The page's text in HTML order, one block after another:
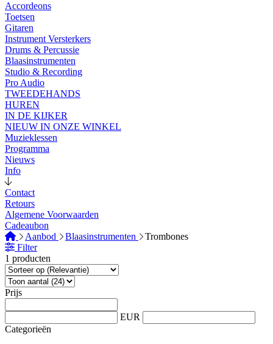
Accordeons
Toetsen
Gitaren
Instrument Versterkers
Drums & Percussie
Blaasinstrumenten
Studio & Recording
Pro Audio
TWEEDEHANDS
HUREN
IN DE KIJKER
NIEUW IN ONZE WINKEL
Muzieklessen
Programma
Nieuws
Info
Contact
Retours
Algemene Voorwaarden
Cadeaubon
Aanbod
Blaasinstrumenten
Trombones
Filter
1 producten
Prijs
EUR
Categorieën